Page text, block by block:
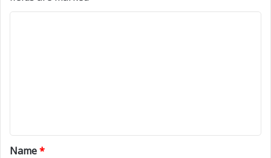
*
Name*